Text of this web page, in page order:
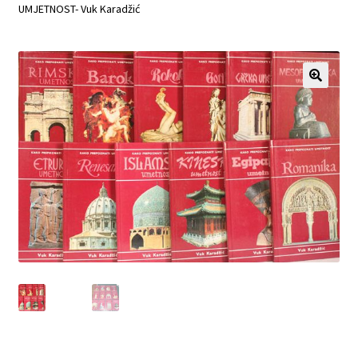
O nama
Otkup
Privatnost podataka
Terms of Use
Uvjeti prodaje i dostava
UMJETNOST- Vuk Karadžić